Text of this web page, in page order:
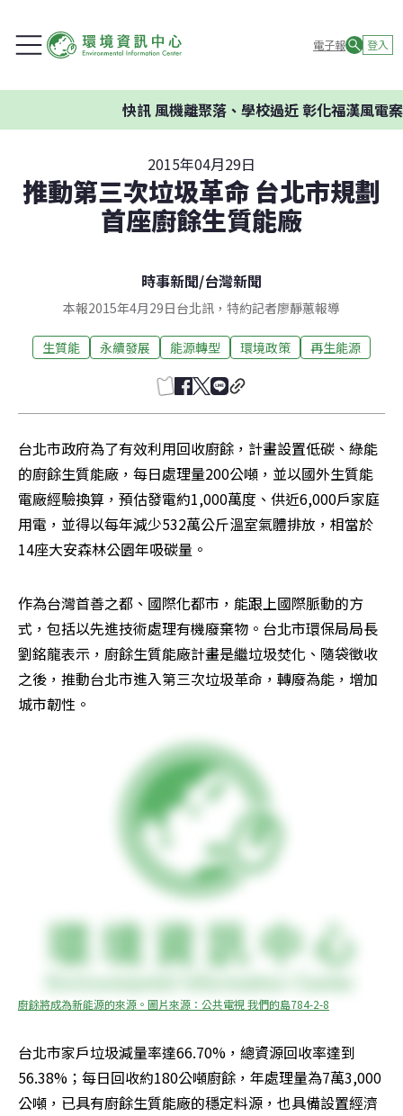
電子報 登入
快訊風機離聚落、學校過近 彰化福漢風電案
2015年04月29日
推動第三次垃圾革命 台北市規劃
首座廚餘生質能廠
時事新聞/台灣新聞
本報2015年4月29日台北訊，特約記者廖靜蕙報導
生質能 永續發展 能源轉型 環境政策 再生能源
台北市政府為了有效利用回收廚餘，計畫設置低碳、綠能
的廚餘生質能廠，每日處理量200公噸，並以國外生質能
電廠經驗換算，預估發電約1,000萬度、供近6,000戶家庭
用電，並得以每年減少532萬公斤溫室氣體排放，相當於
14座大安森林公園年吸碳量。
作為台灣首善之都、國際化都市，能跟上國際脈動的方
式，包括以先進技術處理有機廢棄物。台北市環保局局長
劉銘龍表示，廚餘生質能廠計畫是繼垃圾焚化、隨袋徵收
之後，推動台北市進入第三次垃圾革命，轉廢為能，增加
城市韌性。
廚餘將成為新能源的來源。圖片來源：公共電視 我們的島784-2-8
台北市家戶垃圾減量率達66.70%，總資源回收率達到
56.38%；每日回收約180公噸廚餘，年處理量為7萬3,000
公噸，已具有廚餘生質能廠的穩定料源，也具備設置經濟